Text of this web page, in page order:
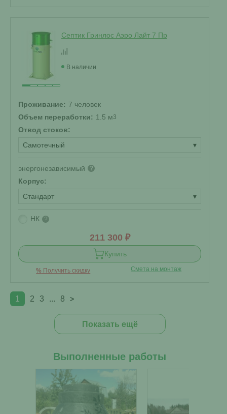
Септик Гринлос Аэро Лайт 7 Пр
В наличии
Проживание: 7 человек
Объем переработки: 1.5 м3
Отвод стоков:
Самотечный
▾
энергонезависимый ?
Корпус:
Стандарт
▾
НК ?
211 300 ₽
Купить
% Получить скидку Смета на монтаж
1 2 3 ... 8 >
Показать ещё
Выполненные работы